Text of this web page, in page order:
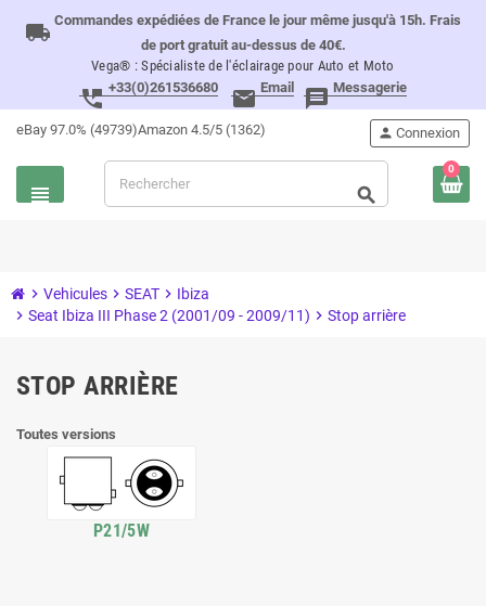
local_shipping Commandes expédiées de France le jour même jusqu'à 15h. Frais
de port gratuit au-dessus de 40€.
Vega® : Spécialiste de l'éclairage pour Auto et Moto
perm_phone_msg +33(0)261536680 email Email message Messagerie
eBay 97.0% (49739)Amazon 4.5/5 (1362)
view_headline
person Connexion
search
0
chevron_right Vehicules chevron_right SEAT chevron_right Ibiza
chevron_right Seat Ibiza III Phase 2 (2001/09 - 2009/11) chevron_right Stop arrière
STOP ARRIÈRE
Toutes versions
P21/5W